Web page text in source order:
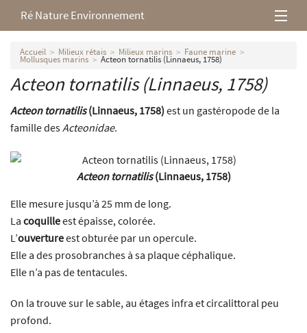
Ré Nature Environnement
L’association
Milieux rétais
Nos parutions
Accueil Milieux rétais Milieux marins Faune marine
Mollusques marins Acteon tornatilis (Linnaeus, 1758)
Acteon tornatilis(Linnaeus, 1758)
Acteon tornatilis(Linnaeus, 1758)est un gastéropode de la
famille desActeonidae.
Acteon tornatilis(Linnaeus, 1758)
Elle mesure jusqu’à 25 mm de long.
La coquilleest épaisse, colorée.
L’ouvertureest obturée par un opercule.
Elle a des prosobranches à sa plaque céphalique.
Elle n’a pas de tentacules.
On la trouve sur le sable, au étages infra et circalittoral peu
profond.